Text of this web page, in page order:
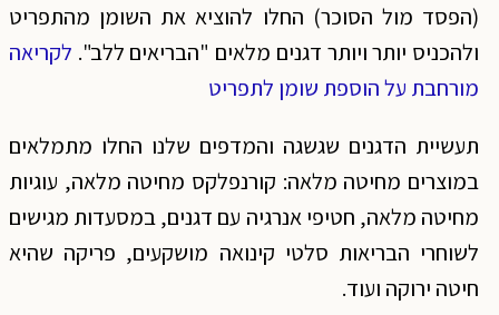
(הפסד מול הסוכר) החלו להוציא את השומן מהתפריט
ולהכניס יותר ויותר דגנים מלאים "הבריאים ללב". לקריאה
מורחבת על הוספת שומן לתפריט
תעשיית הדגנים שגשגה והמדפים שלנו החלו מתמלאים
במוצרים מחיטה מלאה: קורנפלקס מחיטה מלאה, עוגיות
מחיטה מלאה, חטיפי אנרגיה עם דגנים, במסעדות מגישים
לשוחרי הבריאות סלטי קינואה מושקעים, פריקה שהיא
חיטה ירוקה ועוד.